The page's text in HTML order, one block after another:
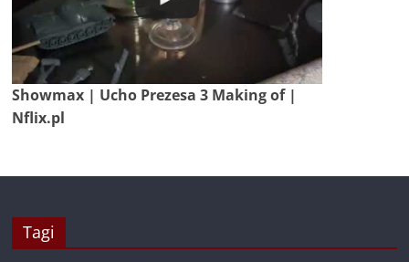
Showmax | Ucho Prezesa 3 Making of |
Nflix.pl
Tagi